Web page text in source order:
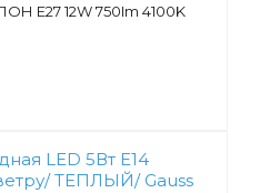
Е27 12W 750Im 4100K